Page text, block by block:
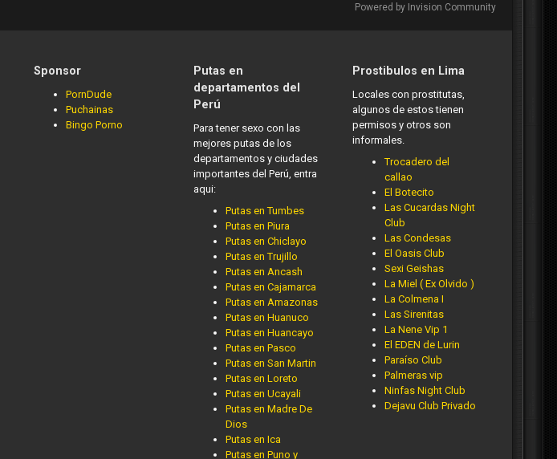
Powered by Invision Community
Sponsor
PornDude
Puchainas
Bingo Porno
Putas en
departamentos del
Perú
Para tener sexo con las
mejores putas de los
departamentos y ciudades
importantes del Perú, entra
aqui:
Putas en Tumbes
Putas en Piura
Putas en Chiclayo
Putas en Trujillo
Putas en Ancash
Putas en Cajamarca
Putas en Amazonas
Putas en Huanuco
Putas en Huancayo
Putas en Pasco
Putas en San Martin
Putas en Loreto
Putas en Ucayali
Putas en Madre De
Dios
Putas en Ica
Putas en Puno y
Prostibulos en Lima
Locales con prostitutas,
algunos de estos tienen
permisos y otros son
informales.
Trocadero del
callao
El Botecito
Las Cucardas Night
Club
Las Condesas
El Oasis Club
Sexi Geishas
La Miel ( Ex Olvido )
La Colmena I
Las Sirenitas
La Nene Vip 1
El EDEN de Lurin
Paraíso Club
Palmeras vip
Ninfas Night Club
Dejavu Club Privado